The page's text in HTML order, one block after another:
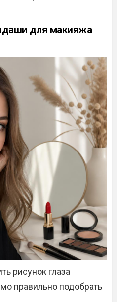
для макияжа
рисунок глаза
правильно подобрать